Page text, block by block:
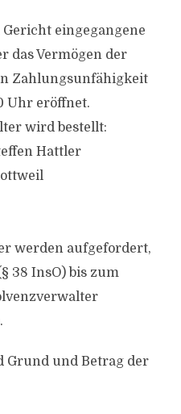
Gericht eingegangene
das Vermögen der
Zahlungsunfähigkeit
Uhr eröffnet.
wird bestellt:
Hattler
werden aufgefordert,
38 InsO) bis zum
Grund und Betrag der